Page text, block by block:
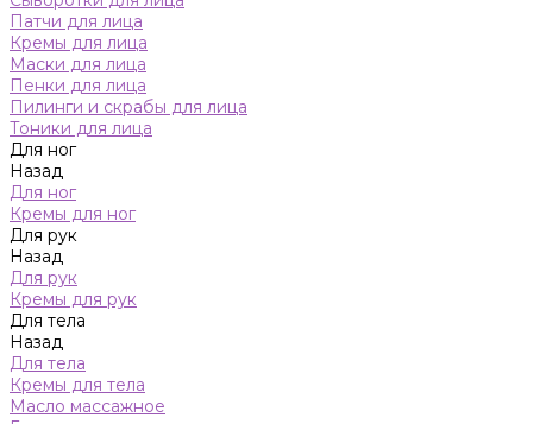
Патчи для лица
Кремы для лица
Маски для лица
Пенки для лица
Пилинги и скрабы для лица
Тоники для лица
Для ног
Назад
Для ног
Кремы для ног
Для рук
Назад
Для рук
Кремы для рук
Для тела
Назад
Для тела
Кремы для тела
Масло массажное